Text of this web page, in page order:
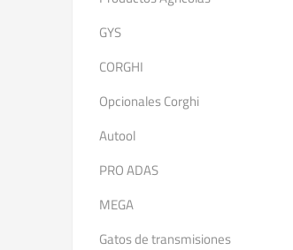
GYS
CORGHI
Opcionales Corghi
Autool
PRO ADAS
MEGA
Gatos de transmisiones